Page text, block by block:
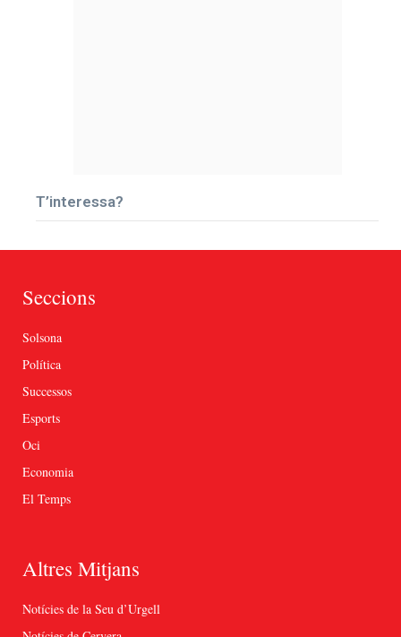
T’interessa?
Seccions
Solsona
Política
Successos
Esports
Oci
Economia
El Temps
Altres Mitjans
Notícies de la Seu d’Urgell